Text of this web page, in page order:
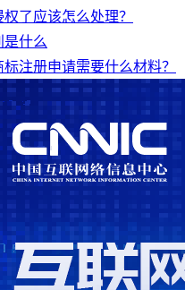
了应该怎么处理？
是什么
注册申请需要什么材料？